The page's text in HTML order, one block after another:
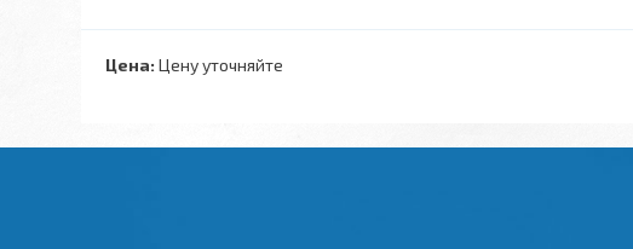
Цена: Цену уточняйте